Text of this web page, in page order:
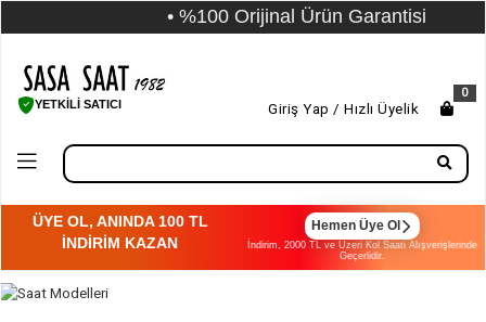
• %100 Orijinal Ürün Garantisi
YETKİLİ SATICI Giriş Yap / Hızlı Üyelik
0
ÜYE OL, ANINDA 100 TL
İNDİRİM KAZAN
İndirim, 2000 TL ve Üzeri Kol Saati Alışverişlerinde
Geçerlidir.
Hemen Üye Ol